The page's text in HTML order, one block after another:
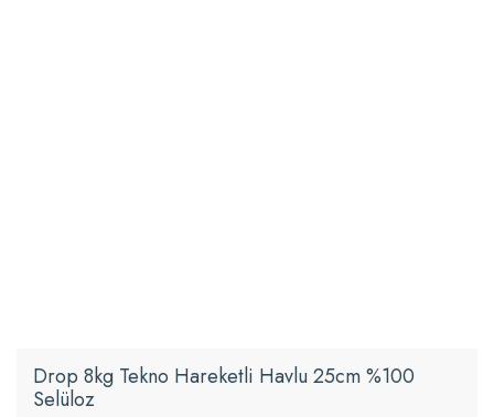
Drop 8kg Tekno Hareketli Havlu 25cm %100
Selüloz